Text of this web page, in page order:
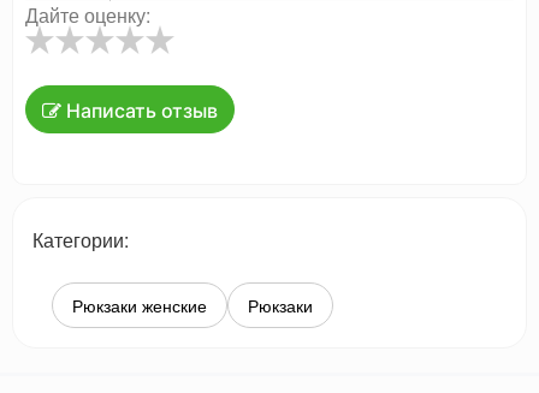
Дайте оценку:
Написать отзыв
Категории:
Рюкзаки женские Рюкзаки